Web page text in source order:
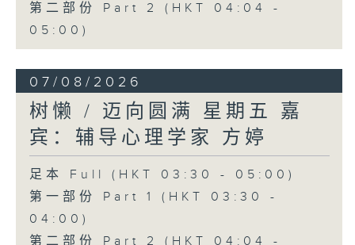
第二部份 Part 2 (HKT 04:04 -
05:00)
07/08/2026
树懒 / 迈向圆满 星期五 嘉
宾：辅导心理学家 方婷
足本 Full (HKT 03:30 - 05:00)
第一部份 Part 1 (HKT 03:30 -
04:00)
第二部份 Part 2 (HKT 04:04 -